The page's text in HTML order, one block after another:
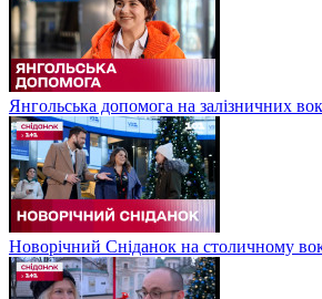
Янгольська допомога на залізничних
Новорічний Сніданок на столичному